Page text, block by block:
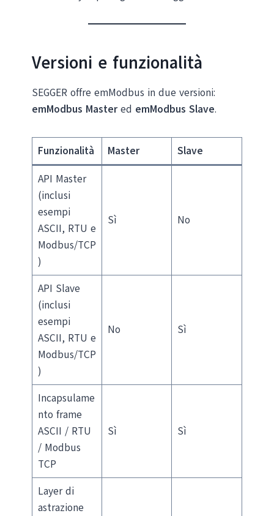
Versioni e funzionalità
SEGGER offre emModbus in due versioni:
emModbus Mastered emModbus Slave.
Funzionalità Master
Slave
API Master
(inclusi
esempi
ASCII, RTU e
Modbus/TCP
)
Sì No
API Slave
(inclusi
esempi
ASCII, RTU e
Modbus/TCP
)
No Sì
Incapsulame
nto frame
ASCII / RTU
/ Modbus
TCP
Sì Sì
Layer di
astrazione